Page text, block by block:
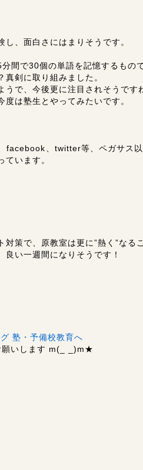
し、面白さにはまりそうです。
間で30個の単語を記憶するもの
剣に取り組みました。
うで、今後更に注目されそうです
は塾生とやってみたいです。
facebook、twitter等、ペガサス
ています。
対策で、原教室は更に”熱く”なる
い一週間になりそうです！
願いします m(_ _)m★